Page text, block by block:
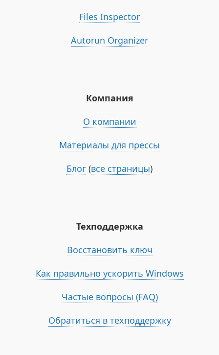
Files Inspector
Autorun Organizer
Компания
О компании
Материалы для прессы
Блог (все страницы)
Техподдержка
Восстановить ключ
Как правильно ускорить Windows
Частые вопросы (FAQ)
Обратиться в техподдержку